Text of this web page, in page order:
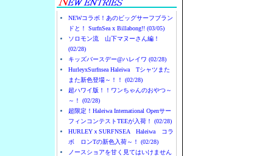
NEWコラボ！あのビッグサーフブラン
ドと！ SurfnSea x Billabong!! (03/05)
ソロモン流 山下マヌーさん編！
(02/28)
キッズバースデー@ハレイワ (02/28)
HurleyxSurfnsea Haleiwa Tシャツまた
また新色登場～！！ (02/28)
超ハワイ版！！ワンちゃんのおやつ～
～！ (02/28)
超限定！Haleiwa International Openサー
フィンコンテストTEEが入荷！ (02/28)
HURLEYｘSURFNSEA Haleiwa コラ
ボ ロンTの新色入荷～！ (02/28)
ノースショアを甘く見てはいけません